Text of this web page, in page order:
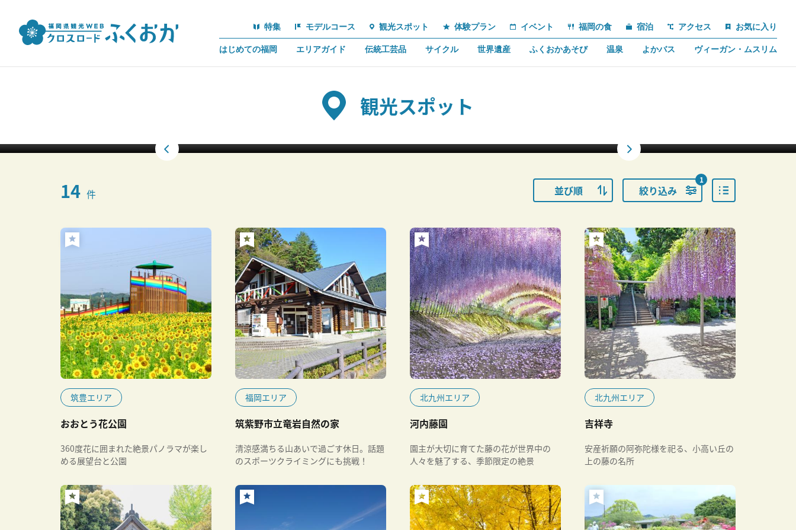
特集 モデルコース 観光スポット 体験プラン イベント 福岡の食 宿泊 アクセス お気に入り
はじめての福岡 エリアガイド 伝統工芸品 サイクル 世界遺産 ふくおかあそび 温泉 よかバス ヴィーガン・ムスリム
観光スポット
14 件 並び順 絞り込み
1
筑豊エリア
おおとう花公園
360度花に囲まれた絶景パノラマが楽し
める展望台と公園
福岡エリア
筑紫野市立竜岩自然の家
清涼感満ちる山あいで過ごす休日。話題
のスポーツクライミングにも挑戦！
北九州エリア
河内藤園
園主が大切に育てた藤の花が世界中の
人々を魅了する、季節限定の絶景
北九州エリア
吉祥寺
安産祈願の阿弥陀様を祀る、小高い丘の
上の藤の名所